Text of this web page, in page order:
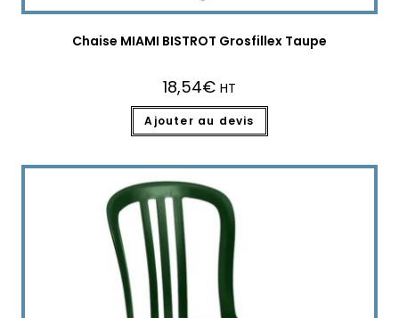
Chaise MIAMI BISTROT Grosfillex Taupe
18,54€ HT
Ajouter au devis